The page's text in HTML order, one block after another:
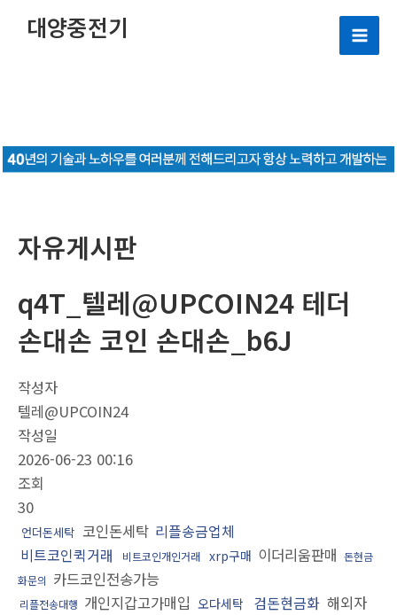
뛰
기
대양중전기
Main
자유게시판
q4T_텔레@UPCOIN24 테더
손대손 코인 손대손_b6J
작성자
텔레@UPCOIN24
작성일
2026-06-23 00:16
조회
30
언더돈세탁 코인돈세탁 리플송금업체
비트코인퀵거래
비트코인개인거래 xrp구매 이더리움판매 돈현금
화문의 카드코인전송가능
리플전송대행 개인지갑고가매입 오다세탁 검돈현금화 해외자